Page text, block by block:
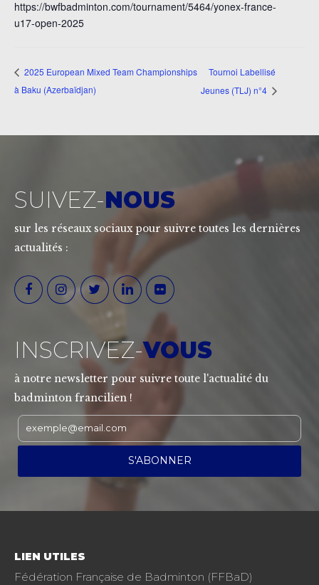
https://bwfbadminton.com/tournament/5464/yonex-france-
u17-open-2025
2025 European Mixed Team Championships
à Baku (Azerbaïdjan)
Tournoi Labellisé
Jeunes (TLJ) n°4
SUIVEZ-NOUS
sur les réseaux sociaux pour suivre toutes les dernières
actualités :
INSCRIVEZ-VOUS
à notre newsletter pour suivre toute l'actualité du
badminton francilien !
LIEN UTILES
Fédération Française de Badminton (FFBaD)